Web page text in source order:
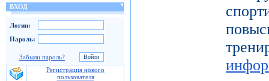
ВХОД
Логин:
Пароль:
Забыли пароль?
Регистрация нового
пользователя